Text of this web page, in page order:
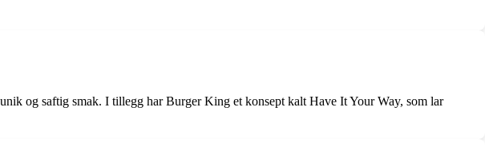
og saftig smak. I tillegg har Burger King et konsept kalt Have It Your Way, som lar